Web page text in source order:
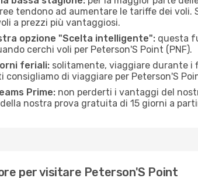
tendono ad aumentare le tariffe dei
a prezzi più vantaggiosi.
opzione "Scelta intelligente": questa
cerchi voli per Peterson'S Point (PNF).
feriali: solitamente, viaggiare durante i
consigliamo di viaggiare per Peterson'S
Prime: non perderti i vantaggi del
nostra prova gratuita di 15 giorni a
per visitare Peterson'S Point